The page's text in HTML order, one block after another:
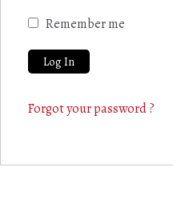
Remember me
Forgot your password ?